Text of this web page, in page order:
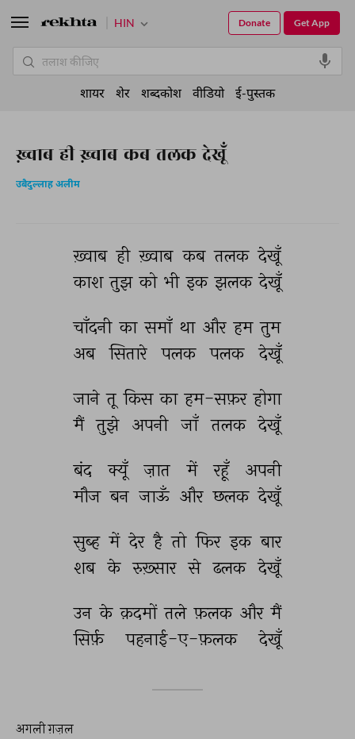
ख़्वाब ही ख़्वाब कब तलक देखूँ
उबैदुल्लाह अलीम
ख़्वाब ही ख़्वाब कब तलक देखूँ
काश तुझ को भी इक झलक देखूँ
चाँदनी का समाँ था और हम तुम
अब
सितारे पलक पलक देखूँ
जाने तू किस का हम-सफ़र होगा
मैं तुझे अपनी जाँ तलक देखूँ
बंद क्यूँ ज़ात में रहूँ
अपनी
मौज बन जाऊँ और छलक देखूँ
सुब्ह में देर है तो फिर इक बार
शब के रुख़्सार से ढलक देखूँ
उन के क़दमों तले फ़लक और मैं
सिर्फ़
पहनाई-ए-फ़लक देखूँ
अगली ग़ज़ल
HIN Get App
Donate
शायर शेर शब्दकोश वीडियो ई-पुस्तक